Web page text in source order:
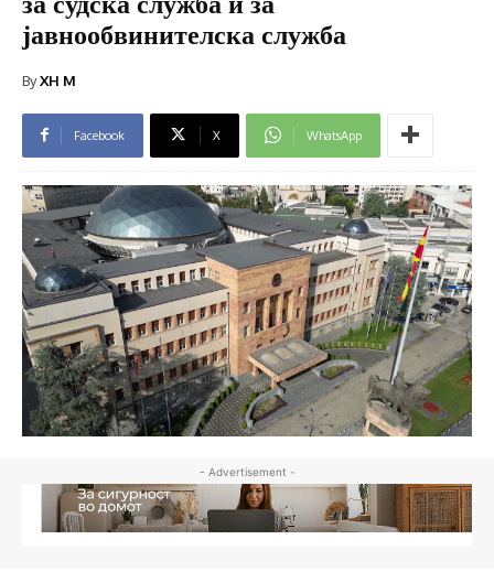
јавнообвинителска служба
ByXH M
Facebook X WhatsApp
- Advertisement -